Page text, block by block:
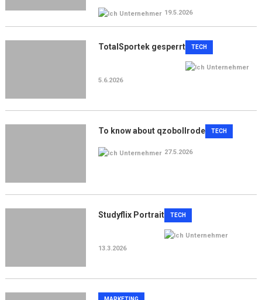
19.5.2026
TECH
TotalSportek gesperrt
5.6.2026
TECH
To know about qzobollrode
27.5.2026
TECH
Studyflix Portrait
13.3.2026